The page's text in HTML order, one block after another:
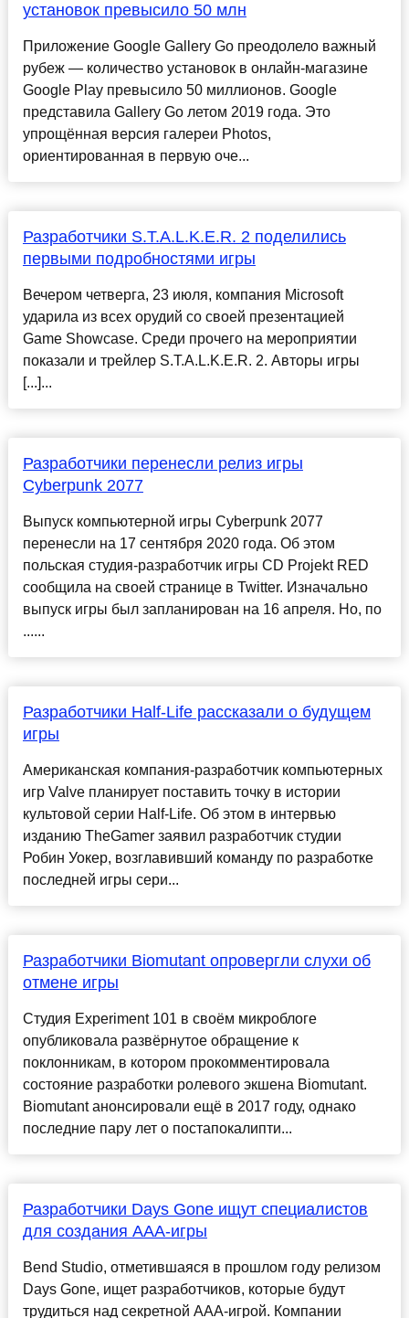
установок превысило 50 млн
Приложение Google Gallery Go преодолело важный
рубеж — количество установок в онлайн-магазине
Google Play превысило 50 миллионов. Google
представила Gallery Go летом 2019 года. Это
упрощённая версия галереи Photos,
ориентированная в первую оче...
Разработчики S.T.A.L.K.E.R. 2 поделились
первыми подробностями игры
Вечером четверга, 23 июля, компания Microsoft
ударила из всех орудий со своей презентацией
Game Showcase. Среди прочего на мероприятии
показали и трейлер S.T.A.L.K.E.R. 2. Авторы игры
[...]...
Разработчики перенесли релиз игры
Cyberpunk 2077
Выпуск компьютерной игры Cyberpunk 2077
перенесли на 17 сентября 2020 года. Об этом
польская студия-разработчик игры CD Projekt RED
сообщила на своей странице в Twitter. Изначально
выпуск игры был запланирован на 16 апреля. Но, по
......
Разработчики Half-Life рассказали о будущем
игры
Американская компания-разработчик компьютерных
игр Valve планирует поставить точку в истории
культовой серии Half-Life. Об этом в интервью
изданию TheGamer заявил разработчик студии
Робин Уокер, возглавивший команду по разработке
последней игры сери...
Разработчики Biomutant опровергли слухи об
отмене игры
Студия Experiment 101 в своём микроблоге
опубликовала развёрнутое обращение к
поклонникам, в котором прокомментировала
состояние разработки ролевого экшена Biomutant.
Biomutant анонсировали ещё в 2017 году, однако
последние пару лет о постапокалипти...
Разработчики Days Gone ищут специалистов
для создания ААА-игры
Bend Studio, отметившаяся в прошлом году релизом
Days Gone, ищет разработчиков, которые будут
трудиться над секретной ААА-игрой. Компании